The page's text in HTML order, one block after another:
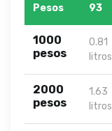
Pesos
93
1000
pesos
0.81
litros
2000
pesos
1.63
litros